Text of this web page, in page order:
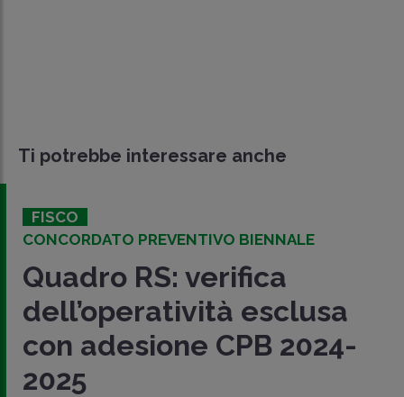
Ti potrebbe interessare anche
FISCO
CONCORDATO PREVENTIVO BIENNALE
Quadro RS: verifica
dell’operatività esclusa
con adesione CPB 2024-
2025